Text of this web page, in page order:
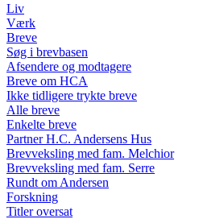
Liv
Værk
Breve
Søg i brevbasen
Afsendere og modtagere
Breve om HCA
Ikke tidligere trykte breve
Alle breve
Enkelte breve
Partner H.C. Andersens Hus
Brevveksling med fam. Melchior
Brevveksling med fam. Serre
Rundt om Andersen
Forskning
Titler oversat